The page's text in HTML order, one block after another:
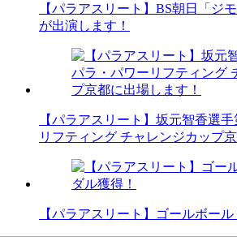
【パラアスリート】BS朝日「ジ
が出演します！
【パラアスリート】坂元智香選
リフティング チャレンジカップ
【パラアスリート】ゴールボール